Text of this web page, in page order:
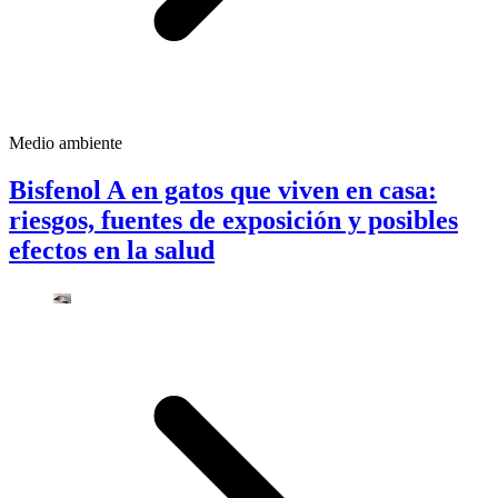
Medio ambiente
Bisfenol A en gatos que viven en casa:
riesgos, fuentes de exposición y posibles
efectos en la salud